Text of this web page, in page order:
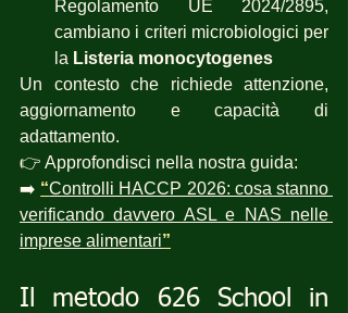
Regolamento UE 2024/2895,
cambiano i criteri microbiologici per
la Listeria monocytogenes
Un contesto che richiede attenzione,
aggiornamento e capacità di
adattamento.
👉 Approfondisci nella nostra guida:
➡️ “Controlli HACCP 2026: cosa stanno
verificando davvero ASL e NAS nelle
imprese alimentari”
Il metodo 626 School in